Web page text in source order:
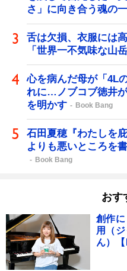
さ」に向き合う魂の
舌は欠損、衣服には
「世界一不気味な山
心を病んだ母が「4L
れに…ノブコブ徳井
を明かす
Book Bang
石田夏穂『わたしを
よりも悪いところを
Book Bang
おす
創作
用（
ん）